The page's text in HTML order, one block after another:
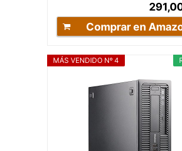
Comprar en
MÁS VENDIDO Nº 4